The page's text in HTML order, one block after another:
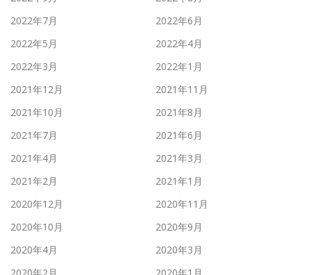
2022年7月
2022年6月
2022年5月
2022年4月
2022年3月
2022年1月
2021年12月
2021年11月
2021年10月
2021年8月
2021年7月
2021年6月
2021年4月
2021年3月
2021年2月
2021年1月
2020年12月
2020年11月
2020年10月
2020年9月
2020年4月
2020年3月